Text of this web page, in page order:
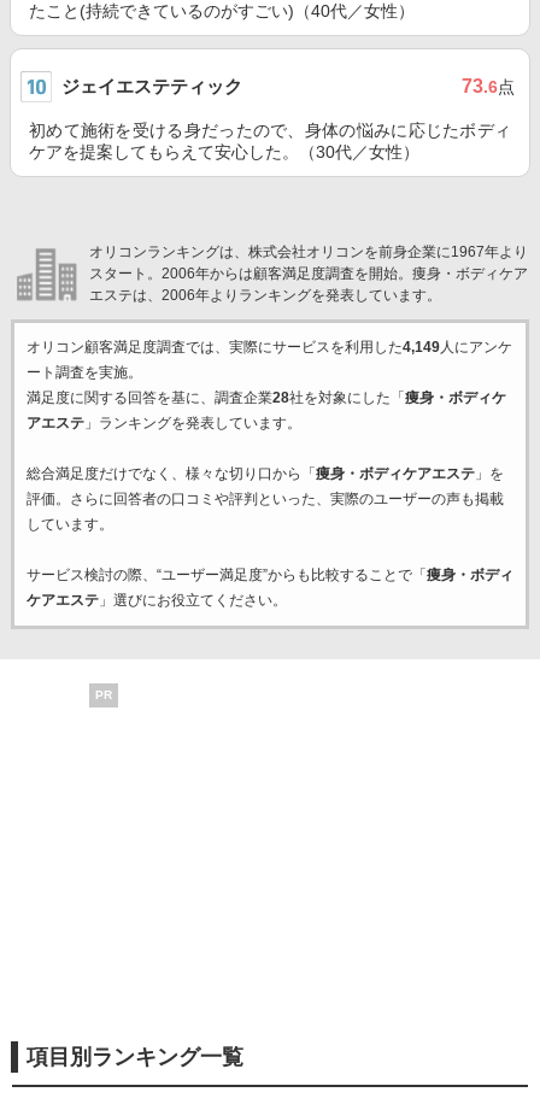
たこと(持続できているのがすごい)（40代／女性）
ジェイエステティック 73.6点
初めて施術を受ける身だったので、身体の悩みに応じたボディ
ケアを提案してもらえて安心した。（30代／女性）
オリコンランキングは、株式会社オリコンを前身企業に1967年より
スタート。2006年からは顧客満足度調査を開始。痩身・ボディケア
エステは、2006年よりランキングを発表しています。
オリコン顧客満足度調査では、実際にサービスを利用した4,149人にアンケ
ート調査を実施。
満足度に関する回答を基に、調査企業28社を対象にした「 痩身・ボディケ
アエステ」ランキングを発表しています。
総合満足度だけでなく、様々な切り口から「 痩身・ボディケアエステ」を
評価。さらに回答者の口コミや評判といった、実際のユーザーの声も掲載
しています。
サービス検討の際、“ユーザー満足度”からも比較することで「 痩身・ボディ
ケアエステ」選びにお役立てください。
PR
項目別ランキング一覧